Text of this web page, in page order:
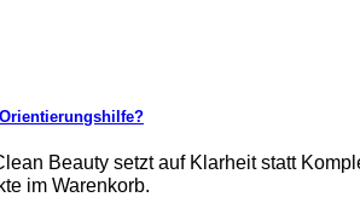
im Warenkorb.
Beauty setzt auf Klarheit statt